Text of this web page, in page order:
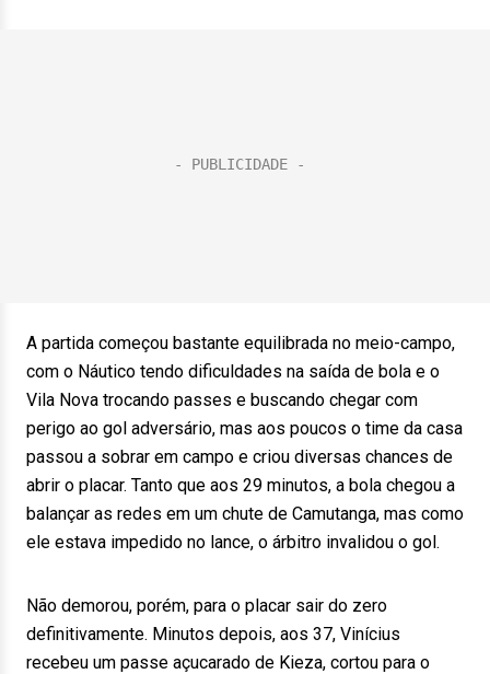
A partida começou bastante equilibrada no meio-campo,
com o Náutico tendo dificuldades na saída de bola e o
Vila Nova trocando passes e buscando chegar com
perigo ao gol adversário, mas aos poucos o time da casa
passou a sobrar em campo e criou diversas chances de
abrir o placar. Tanto que aos 29 minutos, a bola chegou a
balançar as redes em um chute de Camutanga, mas como
ele estava impedido no lance, o árbitro invalidou o gol.
Não demorou, porém, para o placar sair do zero
definitivamente. Minutos depois, aos 37, Vinícius
recebeu um passe açucarado de Kieza, cortou para o